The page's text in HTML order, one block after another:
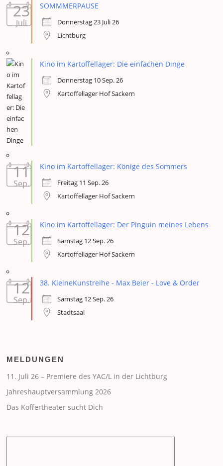
23
Juli
SOMMMERPAUSE
Donnerstag 23 Juli 26
Lichtburg
Kino im Kartoffellager: Die einfachen Dinge
Donnerstag 10 Sep. 26
Kartoffellager Hof Sackern
11
Sep.
Kino im Kartoffellager: Könige des Sommers
Freitag 11 Sep. 26
Kartoffellager Hof Sackern
12
Sep.
Kino im Kartoffellager: Der Pinguin meines Lebens
Samstag 12 Sep. 26
Kartoffellager Hof Sackern
12
Sep.
38. KleineKunstreihe - Max Beier - Love & Order
Samstag 12 Sep. 26
Stadtsaal
MELDUNGEN
11. Juli 26 – Premiere des YAC/L in der Lichtburg
Jahreshauptversammlung 2026
Das Koffertheater sucht Dich